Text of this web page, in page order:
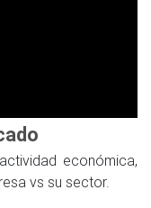
económica,
vs su sector.